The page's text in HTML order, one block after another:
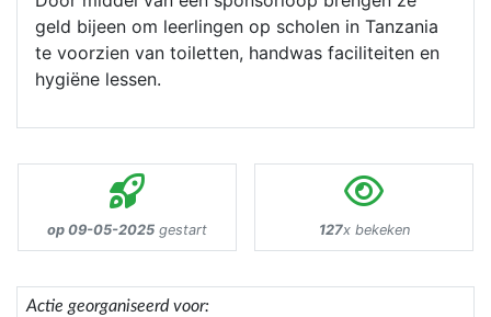
geld bijeen om leerlingen op scholen in Tanzania
te voorzien van toiletten, handwas faciliteiten en
hygiëne lessen.
op 09-05-2025 gestart 127x bekeken
Actie georganiseerd voor: